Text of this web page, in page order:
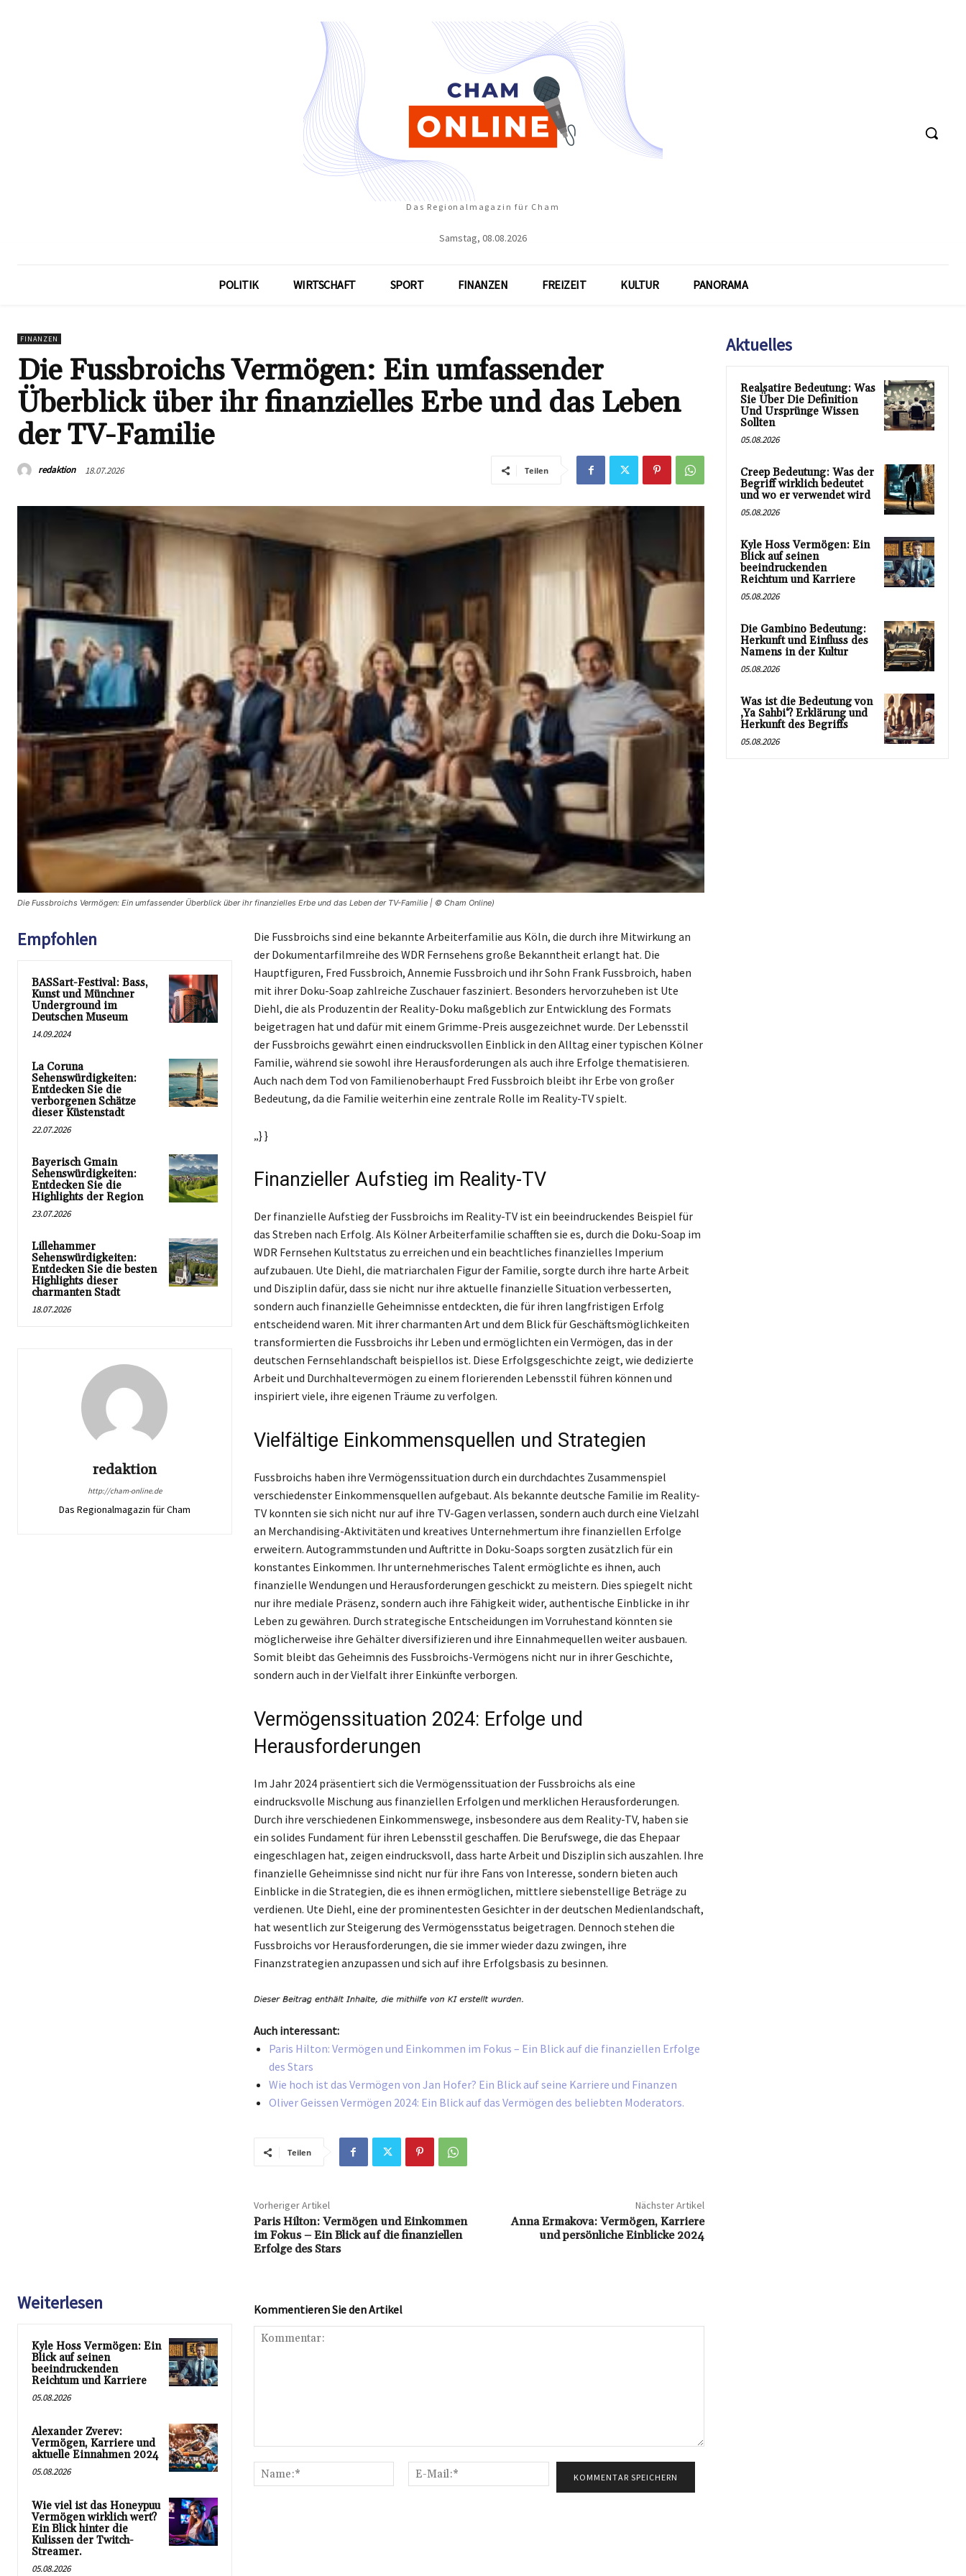
Das Regionalmagazin für Cham
Samstag, 08.08.2026
POLITIK WIRTSCHAFT SPORT FINANZEN FREIZEIT KULTUR PANORAMA
FINANZEN
Die Fussbroichs Vermögen: Ein umfassender
Überblick über ihr finanzielles Erbe und das Leben
der TV-Familie
redaktion 18.07.2026 Teilen
Die Fussbroichs Vermögen: Ein umfassender Überblick über ihr finanzielles Erbe und das Leben der TV-Familie | © Cham Online)
Empfohlen
BASSart-Festival: Bass,
Kunst und Münchner
Underground im
Deutschen Museum
14.09.2024
La Coruna
Sehenswürdigkeiten:
Entdecken Sie die
verborgenen Schätze
dieser Küstenstadt
22.07.2026
Bayerisch Gmain
Sehenswürdigkeiten:
Entdecken Sie die
Highlights der Region
23.07.2026
Lillehammer
Sehenswürdigkeiten:
Entdecken Sie die besten
Highlights dieser
charmanten Stadt
18.07.2026
redaktion
http://cham-online.de
Das Regionalmagazin für Cham
Die Fussbroichs sind eine bekannte Arbeiterfamilie aus Köln, die durch ihre Mitwirkung an
der Dokumentarfilmreihe des WDR Fernsehens große Bekanntheit erlangt hat. Die
Hauptfiguren, Fred Fussbroich, Annemie Fussbroich und ihr Sohn Frank Fussbroich, haben
mit ihrer Doku-Soap zahlreiche Zuschauer fasziniert. Besonders hervorzuheben ist Ute
Diehl, die als Produzentin der Reality-Doku maßgeblich zur Entwicklung des Formats
beigetragen hat und dafür mit einem Grimme-Preis ausgezeichnet wurde. Der Lebensstil
der Fussbroichs gewährt einen eindrucksvollen Einblick in den Alltag einer typischen Kölner
Familie, während sie sowohl ihre Herausforderungen als auch ihre Erfolge thematisieren.
Auch nach dem Tod von Familienoberhaupt Fred Fussbroich bleibt ihr Erbe von großer
Bedeutung, da die Familie weiterhin eine zentrale Rolle im Reality-TV spielt.
„} }
Finanzieller Aufstieg im Reality-TV
Der finanzielle Aufstieg der Fussbroichs im Reality-TV ist ein beeindruckendes Beispiel für
das Streben nach Erfolg. Als Kölner Arbeiterfamilie schafften sie es, durch die Doku-Soap im
WDR Fernsehen Kultstatus zu erreichen und ein beachtliches finanzielles Imperium
aufzubauen. Ute Diehl, die matriarchalen Figur der Familie, sorgte durch ihre harte Arbeit
und Disziplin dafür, dass sie nicht nur ihre aktuelle finanzielle Situation verbesserten,
sondern auch finanzielle Geheimnisse entdeckten, die für ihren langfristigen Erfolg
entscheidend waren. Mit ihrer charmanten Art und dem Blick für Geschäftsmöglichkeiten
transformierten die Fussbroichs ihr Leben und ermöglichten ein Vermögen, das in der
deutschen Fernsehlandschaft beispiellos ist. Diese Erfolgsgeschichte zeigt, wie dedizierte
Arbeit und Durchhaltevermögen zu einem florierenden Lebensstil führen können und
inspiriert viele, ihre eigenen Träume zu verfolgen.
Vielfältige Einkommensquellen und Strategien
Fussbroichs haben ihre Vermögenssituation durch ein durchdachtes Zusammenspiel
verschiedenster Einkommensquellen aufgebaut. Als bekannte deutsche Familie im Reality-
TV konnten sie sich nicht nur auf ihre TV-Gagen verlassen, sondern auch durch eine Vielzahl
an Merchandising-Aktivitäten und kreatives Unternehmertum ihre finanziellen Erfolge
erweitern. Autogrammstunden und Auftritte in Doku-Soaps sorgten zusätzlich für ein
konstantes Einkommen. Ihr unternehmerisches Talent ermöglichte es ihnen, auch
finanzielle Wendungen und Herausforderungen geschickt zu meistern. Dies spiegelt nicht
nur ihre mediale Präsenz, sondern auch ihre Fähigkeit wider, authentische Einblicke in ihr
Leben zu gewähren. Durch strategische Entscheidungen im Vorruhestand könnten sie
möglicherweise ihre Gehälter diversifizieren und ihre Einnahmequellen weiter ausbauen.
Somit bleibt das Geheimnis des Fussbroichs-Vermögens nicht nur in ihrer Geschichte,
sondern auch in der Vielfalt ihrer Einkünfte verborgen.
Vermögenssituation 2024: Erfolge und
Herausforderungen
Im Jahr 2024 präsentiert sich die Vermögenssituation der Fussbroichs als eine
eindrucksvolle Mischung aus finanziellen Erfolgen und merklichen Herausforderungen.
Durch ihre verschiedenen Einkommenswege, insbesondere aus dem Reality-TV, haben sie
ein solides Fundament für ihren Lebensstil geschaffen. Die Berufswege, die das Ehepaar
eingeschlagen hat, zeigen eindrucksvoll, dass harte Arbeit und Disziplin sich auszahlen. Ihre
finanzielle Geheimnisse sind nicht nur für ihre Fans von Interesse, sondern bieten auch
Einblicke in die Strategien, die es ihnen ermöglichen, mittlere siebenstellige Beträge zu
verdienen. Ute Diehl, eine der prominentesten Gesichter in der deutschen Medienlandschaft,
hat wesentlich zur Steigerung des Vermögensstatus beigetragen. Dennoch stehen die
Fussbroichs vor Herausforderungen, die sie immer wieder dazu zwingen, ihre
Finanzstrategien anzupassen und sich auf ihre Erfolgsbasis zu besinnen.
Auch interessant:
Paris Hilton: Vermögen und Einkommen im Fokus – Ein Blick auf die finanziellen Erfolge
des Stars
Wie hoch ist das Vermögen von Jan Hofer? Ein Blick auf seine Karriere und Finanzen
Oliver Geissen Vermögen 2024: Ein Blick auf das Vermögen des beliebten Moderators.
Teilen
Vorheriger Artikel
Paris Hilton: Vermögen und Einkommen
im Fokus – Ein Blick auf die finanziellen
Erfolge des Stars
Nächster Artikel
Anna Ermakova: Vermögen, Karriere
und persönliche Einblicke 2024
Weiterlesen
Kyle Hoss Vermögen: Ein
Blick auf seinen
beeindruckenden
Reichtum und Karriere
05.08.2026
Alexander Zverev:
Vermögen, Karriere und
aktuelle Einnahmen 2024
05.08.2026
Wie viel ist das Honeypuu
Vermögen wirklich wert?
Ein Blick hinter die
Kulissen der Twitch-
Streamer.
05.08.2026
Kommentieren Sie den Artikel
Name:*
Mail:*
Aktuelles
Realsatire Bedeutung: Was
Sie Über Die Definition
Und Ursprünge Wissen
Sollten
05.08.2026
Creep Bedeutung: Was der
Begriff wirklich bedeutet
und wo er verwendet wird
05.08.2026
Kyle Hoss Vermögen: Ein
Blick auf seinen
beeindruckenden
Reichtum und Karriere
05.08.2026
Die Gambino Bedeutung:
Herkunft und Einfluss des
Namens in der Kultur
05.08.2026
Was ist die Bedeutung von
‚Ya Sahbi‘? Erklärung und
Herkunft des Begriffs
05.08.2026